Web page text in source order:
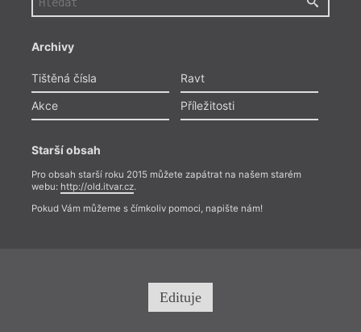
Archivy
Tištěná čísla
Ravt
Akce
Příležitosti
Starší obsah
Pro obsah starší roku 2015 můžete zapátrat na našem starém
webu: http://old.itvar.cz.
Pokud Vám můžeme s čímkoliv pomoci, napište nám!
Edituje